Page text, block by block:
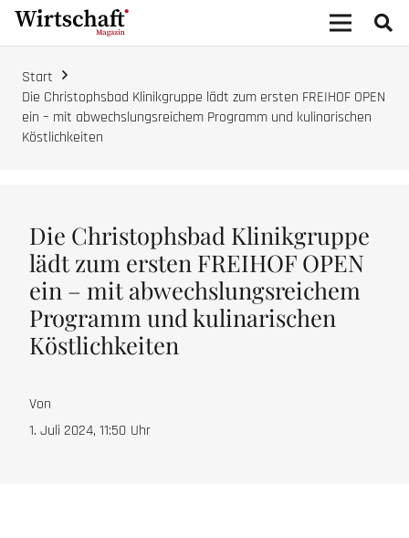
Start
Die Christophsbad Klinikgruppe lädt zum ersten FREIHOF OPEN
ein – mit abwechslungsreichem Programm und kulinarischen
Köstlichkeiten
Die Christophsbad Klinikgruppe
lädt zum ersten FREIHOF OPEN
ein – mit abwechslungsreichem
Programm und kulinarischen
Köstlichkeiten
Von
1. Juli 2024, 11:50 Uhr